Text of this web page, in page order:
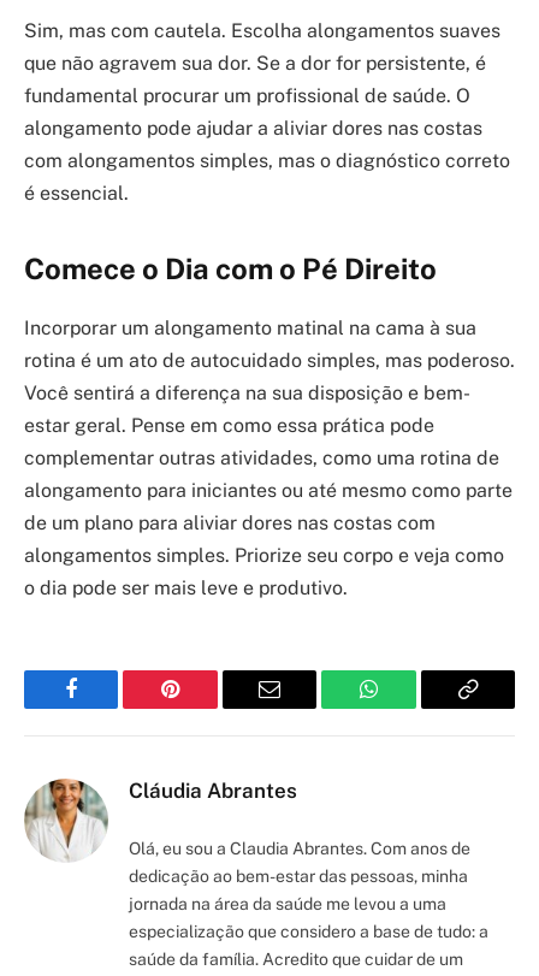
Sim, mas com cautela. Escolha alongamentos suaves
que não agravem sua dor. Se a dor for persistente, é
fundamental procurar um profissional de saúde. O
alongamento pode ajudar a aliviar dores nas costas
com alongamentos simples, mas o diagnóstico correto
é essencial.
Comece o Dia com o Pé Direito
Incorporar um alongamento matinal na cama à sua
rotina é um ato de autocuidado simples, mas poderoso.
Você sentirá a diferença na sua disposição e bem-
estar geral. Pense em como essa prática pode
complementar outras atividades, como uma rotina de
alongamento para iniciantes ou até mesmo como parte
de um plano para aliviar dores nas costas com
alongamentos simples. Priorize seu corpo e veja como
o dia pode ser mais leve e produtivo.
Facebook Pinterest Email WhatsApp Copy
Cláudia Abrantes
Olá, eu sou a Claudia Abrantes. Com anos de
dedicação ao bem-estar das pessoas, minha
jornada na área da saúde me levou a uma
especialização que considero a base de tudo: a
saúde da família. Acredito que cuidar de um